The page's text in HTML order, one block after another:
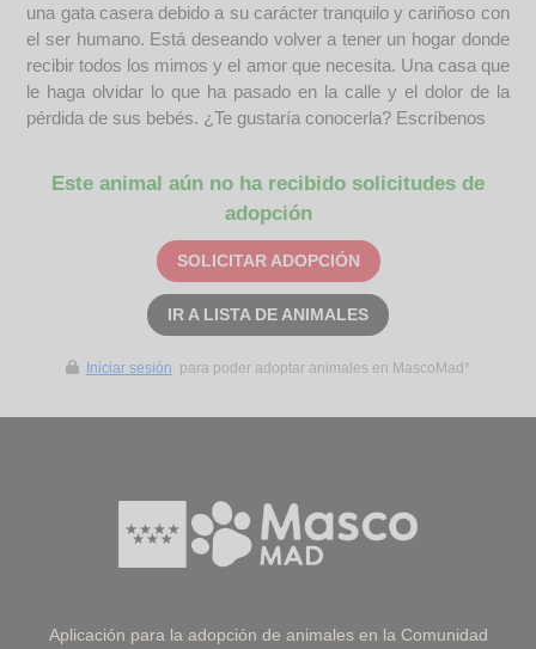
una gata casera debido a su carácter tranquilo y cariñoso con
el ser humano. Está deseando volver a tener un hogar donde
recibir todos los mimos y el amor que necesita. Una casa que
le haga olvidar lo que ha pasado en la calle y el dolor de la
pérdida de sus bebés. ¿Te gustaría conocerla? Escríbenos
Este animal aún no ha recibido solicitudes de
adopción
SOLICITAR ADOPCIÓN
IR A LISTA DE ANIMALES
Iniciar sesión para poder adoptar animales en MascoMad*
Aplicación para la adopción de animales en la Comunidad